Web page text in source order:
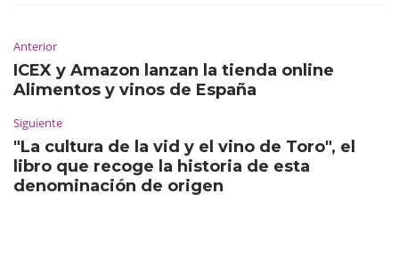
Anterior
ICEX y Amazon lanzan la tienda online
Alimentos y vinos de España
Siguiente
"La cultura de la vid y el vino de Toro", el
libro que recoge la historia de esta
denominación de origen